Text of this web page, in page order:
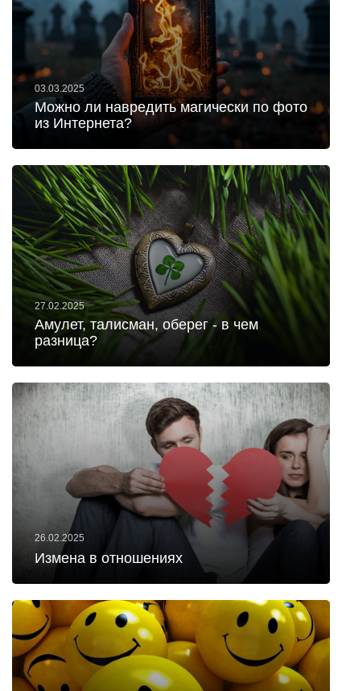
03.03.2025
Можно ли навредить магически по фото
из Интернета?
27.02.2025
Амулет, талисман, оберег - в чем
разница?
26.02.2025
Измена в отношениях